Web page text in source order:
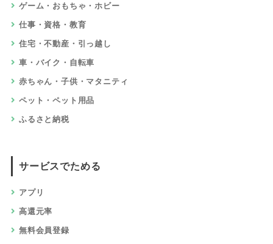
ゲーム・おもちゃ・ホビー
仕事・資格・教育
住宅・不動産・引っ越し
車・バイク・自転車
赤ちゃん・子供・マタニティ
ペット・ペット用品
ふるさと納税
サービスでためる
アプリ
高還元率
無料会員登録